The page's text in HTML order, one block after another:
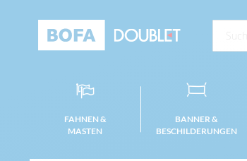
FAHNEN &
MASTEN
BANNER &
BESCHILDERUNGEN